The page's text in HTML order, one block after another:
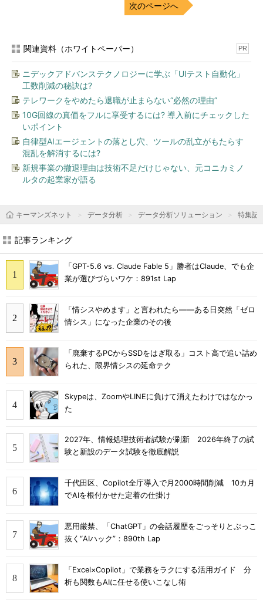
次のページへ
関連資料（ホワイトペーパー） PR
ニデックアドバンステクノロジーに学ぶ「UIテスト自動化」
工数削減の秘訣は?
テレワークをやめたら退職が止まらない“必然の理由”
10G回線の真価をフルに享受するには? 導入前にチェックした
いポイント
自律型AIエージェントの落とし穴、ツールの乱立がもたらす
混乱を解消するには?
新規事業の撤退理由は技術不足だけじゃない、元コニカミノ
ルタの起業家が語る
キーマンズネット データ分析 データ分析ソリューション 特集記
記事ランキング
「GPT-5.6 vs. Claude Fable 5」勝者はClaude、でも企
業が選びづらいワケ：891st Lap
「情シスやめます」と言われたら――ある日突然「ゼロ
情シス」になった企業のその後
「廃棄するPCからSSDをはぎ取る」コスト高で追い詰め
られた、限界情シスの延命テク
Skypeは、ZoomやLINEに負けて消えたわけではなかっ
た
2027年、情報処理技術者試験が刷新 2026年終了の試
験と新設のデータ試験を徹底解説
千代田区、Copilot全庁導入で月2000時間削減 10カ月
でAIを根付かせた定着の仕掛け
悪用厳禁、「ChatGPT」の会話履歴をごっそりとぶっこ
抜く“AIハック”：890th Lap
「Excel×Copilot」で業務をラクにする活用ガイド 分
析も関数もAIに任せる使いこなし術